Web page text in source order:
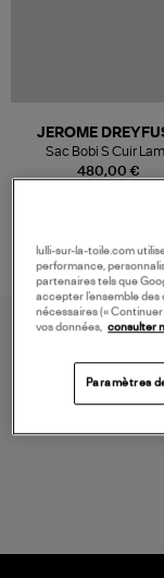
480,00 €
JEROME
Sac Bobi S Cuir
Champagne
lulli-sur-la-toile.com
performance,
partenaires tels que
accepter l’ensemble
nécessaires (« Continuer
vos données,
consulter
Paramètres